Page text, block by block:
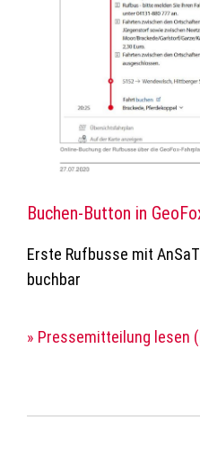
Buchen-Button in
Erste Rufbusse mit
buchbar
» Pressemitteilung lesen